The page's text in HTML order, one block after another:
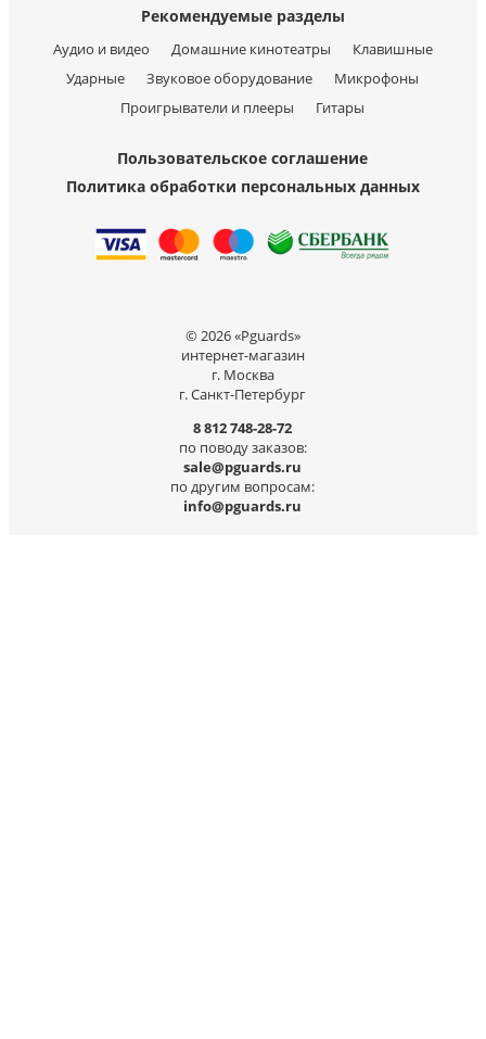
Рекомендуемые разделы
Аудио и видео Домашние кинотеатры
Клавишные
Ударные
Звуковое оборудование
Микрофоны
Проигрыватели и плееры
Гитары
Пользовательское соглашение
Политика обработки персональных данных
© 2026 «Pguards»
интернет-магазин
г. Москва
г. Санкт-Петербург
8 812 748-28-72
по поводу заказов:
sale@pguards.ru
по другим вопросам:
info@pguards.ru